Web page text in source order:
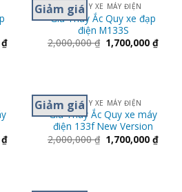
₫
Giảm giáẮC QUY XE MÁY ĐIỆN
Giá Thay Ắc Quy xe đạp
điện M133S
2,000,000₫ 1,700,000₫
₫
Giảm giáẮC QUY XE MÁY ĐIỆN
Giá Thay Ắc Quy xe máy
điện 133f New Version
2,000,000₫ 1,700,000₫